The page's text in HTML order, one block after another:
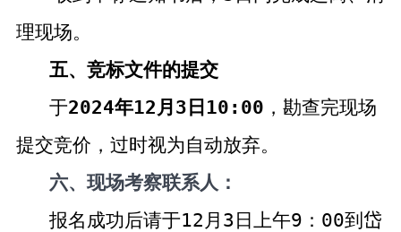
理现场。
五、竞标文件的提交
于2024年12 月 3 日 10 :00 ，勘查完现场
提交竞价，过时视为自动放弃。
六、现场考察联系人：
报名成功后请于12 月 3 日上午9 ： 00到岱